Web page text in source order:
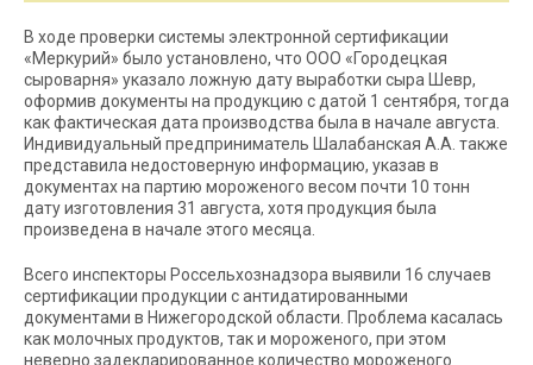
В ходе проверки системы электронной сертификации
«Меркурий» было установлено, что ООО «Городецкая
сыроварня» указало ложную дату выработки сыра Шевр,
оформив документы на продукцию с датой 1 сентября, тогда
как фактическая дата производства была в начале августа.
Индивидуальный предприниматель Шалабанская А.А. также
представила недостоверную информацию, указав в
документах на партию мороженого весом почти 10 тонн
дату изготовления 31 августа, хотя продукция была
произведена в начале этого месяца.
Всего инспекторы Россельхознадзора выявили 16 случаев
сертификации продукции с антидатированными
документами в Нижегородской области. Проблема касалась
как молочных продуктов, так и мороженого, при этом
неверно задекларированное количество мороженого